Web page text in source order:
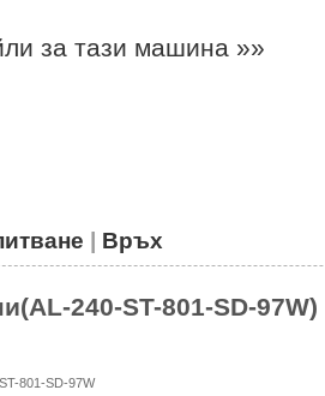
за тази машина »»
| Връх
240-ST-801-SD-97W)
801-SD-97W